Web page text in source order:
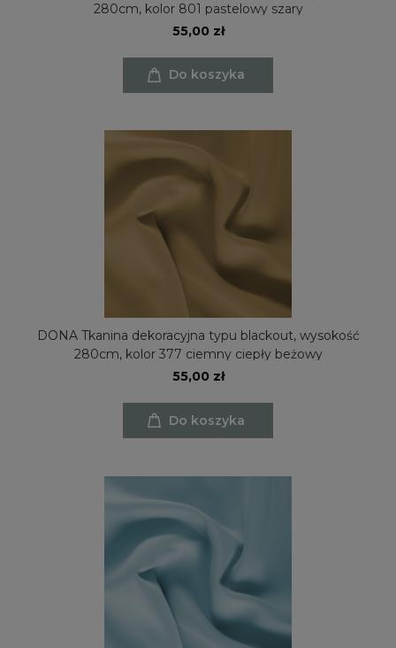
280cm, kolor 801 pastelowy szary
55,00 zł
Do koszyka
DONA Tkanina dekoracyjna typu blackout, wysokość
280cm, kolor 377 ciemny ciepły beżowy
55,00 zł
Do koszyka